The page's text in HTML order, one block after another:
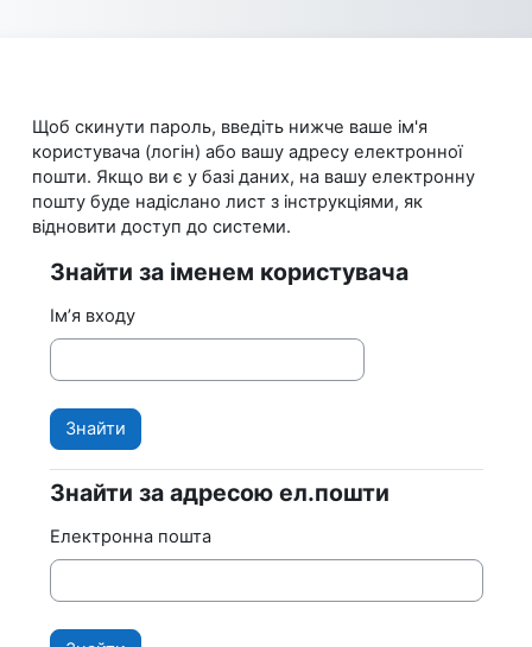
Щоб скинути пароль, введіть нижче ваше ім'я
користувача (логін) або вашу адресу електронної
пошти. Якщо ви є у базі даних, на вашу електронну
пошту буде надіслано лист з інструкціями, як
відновити доступ до системи.
Знайти за іменем користувача
Знайти за іменем користувача
Ім’я входу
Знайти за адресою ел.пошти
Знайти за адресою ел.пошти
Електронна пошта